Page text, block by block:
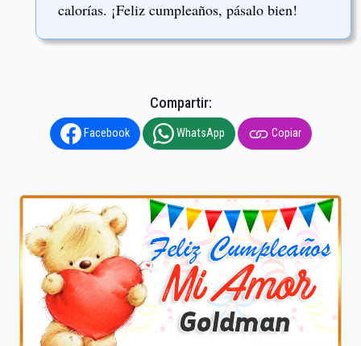
calorías. ¡Feliz cumpleaños, pásalo bien!
Compartir:
Facebook WhatsApp Copiar